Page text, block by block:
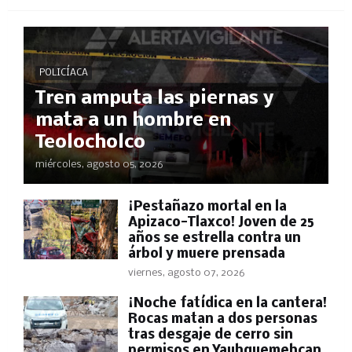
POLICÍACA
Tren amputa las piernas y
mata a un hombre en
Teolocholco
miércoles, agosto 05, 2026
¡Pestañazo mortal en la
Apizaco-Tlaxco! Joven de 25
años se estrella contra un
árbol y muere prensada
viernes, agosto 07, 2026
​¡Noche fatídica en la cantera!
Rocas matan a dos personas
tras desgaje de cerro sin